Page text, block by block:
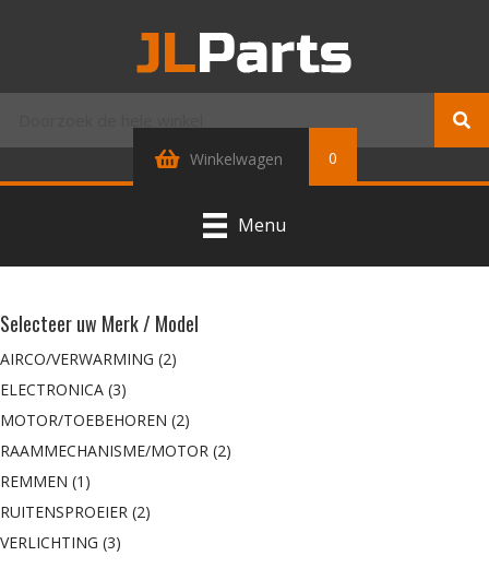
Winkelwagen 0
Menu
Selecteer uw Merk / Model
AIRCO/VERWARMING (2)
ELECTRONICA (3)
MOTOR/TOEBEHOREN (2)
RAAMMECHANISME/MOTOR (2)
REMMEN (1)
RUITENSPROEIER (2)
VERLICHTING (3)